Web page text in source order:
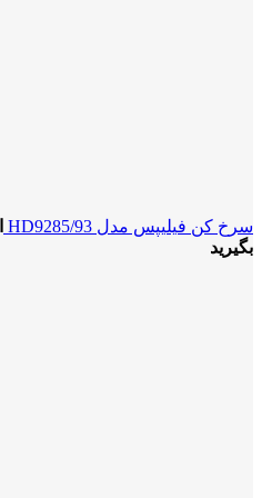
سرخ کن فیلیپس مدل HD9285/93
بگیرید